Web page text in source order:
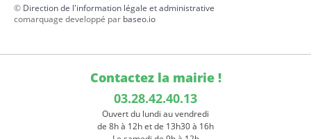
© Direction de l'information légale et administrative
comarquage developpé par baseo.io
Contactez la mairie !
03.28.42.40.13
Ouvert du lundi au vendredi
de 8h à 12h et de 13h30 à 16h